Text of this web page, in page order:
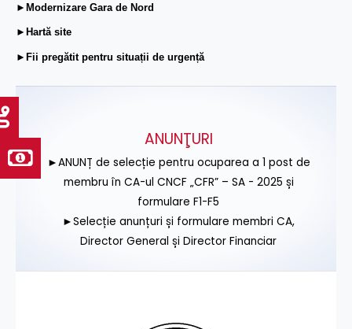
►Modernizare Gara de Nord
►Hartă site
►Fii pregătit pentru situații de urgență
ANUNŢURI
►ANUNȚ de selecție pentru ocuparea a 1 post de
membru în CA-ul CNCF „CFR” – SA - 2025 și
formulare F1-F5
►Selecție anunțuri și formulare membri CA,
Director General și Director Financiar